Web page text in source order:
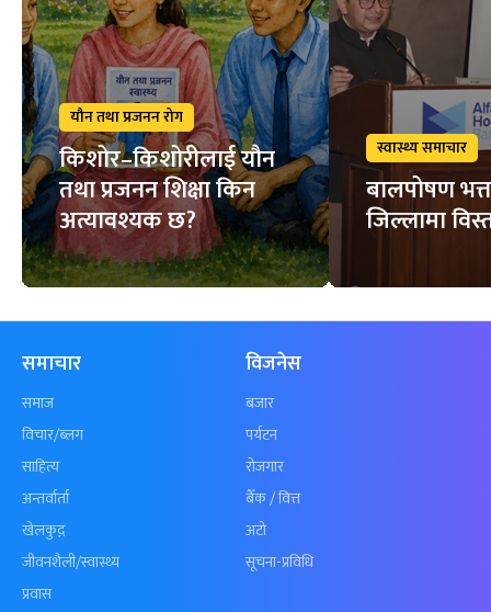
यौन तथा प्रजनन रोग
किशोर–किशोरीलाई यौन
तथा प्रजनन शिक्षा किन
अत्यावश्यक छ?
स्वास्थ्य समाचार
बालपोषण
जिल्लामा
समाचार
समाज
विचार/ब्लग
साहित्य
अन्तर्वार्ता
खेलकुद़़
जीवनशैली/स्वास्थ्य
प्रवास
विजनेस
बजार
पर्यटन
रोजगार
बैँक / वित्त
अटो
सूचना-प्रविधि